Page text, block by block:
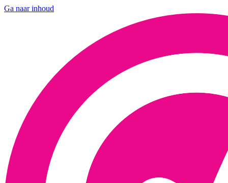
Ga naar inhoud